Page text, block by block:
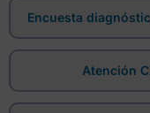
Encuesta
Atención